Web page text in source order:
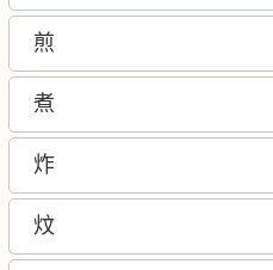
煎
煮
炸
炆